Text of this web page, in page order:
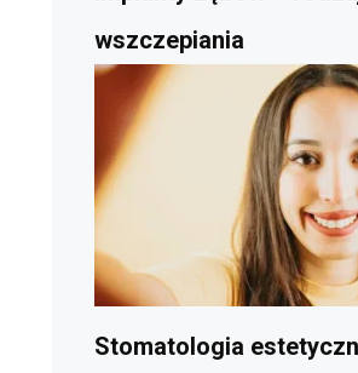
wszczepiania
Stomatologia